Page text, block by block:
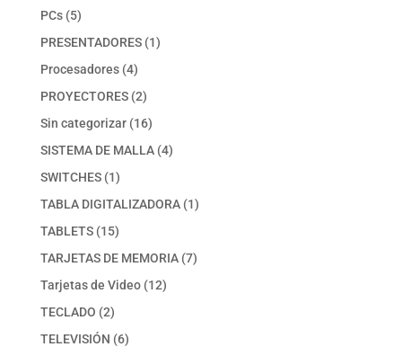
PCs 55
productos
PRESENTADORES 11
Procesadores 44
productos
PROYECTORES 22
productos
Sin categorizar 1616
productos
SISTEMA DE MALLA 44
SWITCHES 11
producto
TABLA DIGITALIZADORA 11
TABLETS 1515
productos
TARJETAS DE MEMORIA 77
Tarjetas de Video 1212
TECLADO 22
productos
TELEVISIÓN 66